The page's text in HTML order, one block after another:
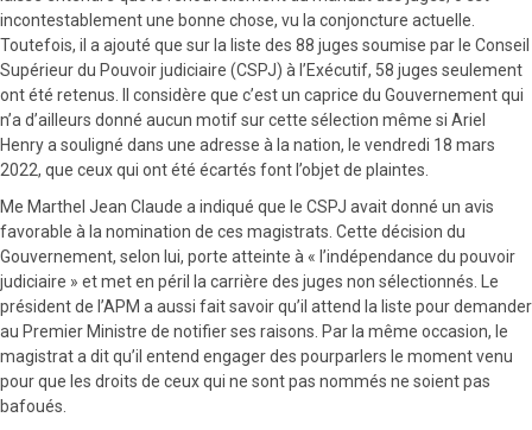
incontestablement une bonne chose, vu la conjoncture actuelle.
Toutefois, il a ajouté que sur la liste des 88 juges soumise par le Conseil
Supérieur du Pouvoir judiciaire (CSPJ) à l’Exécutif, 58 juges seulement
ont été retenus. Il considère que c’est un caprice du Gouvernement qui
n’a d’ailleurs donné aucun motif sur cette sélection même si Ariel
Henry a souligné dans une adresse à la nation, le vendredi 18 mars
2022, que ceux qui ont été écartés font l’objet de plaintes.
Me Marthel Jean Claude a indiqué que le CSPJ avait donné un avis
favorable à la nomination de ces magistrats. Cette décision du
Gouvernement, selon lui, porte atteinte à « l’indépendance du pouvoir
judiciaire » et met en péril la carrière des juges non sélectionnés. Le
président de l’APM a aussi fait savoir qu’il attend la liste pour demander
au Premier Ministre de notifier ses raisons. Par la même occasion, le
magistrat a dit qu’il entend engager des pourparlers le moment venu
pour que les droits de ceux qui ne sont pas nommés ne soient pas
bafoués.